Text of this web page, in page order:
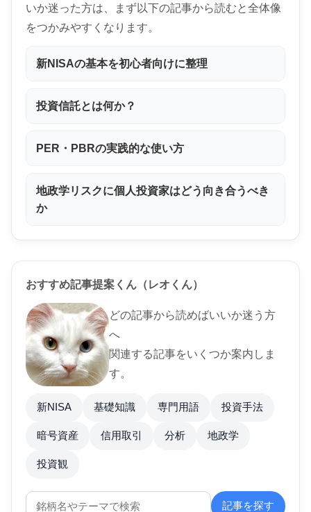
いか迷った方は、まず以下の記事から読むと全体像
をつかみやすくなります。
新NISAの基本を初心者向けに整理
投資信託とは何か？
PER・PBRの実践的な使い方
地政学リスクに個人投資家はどう向き合うべき
か
おすすめ記事提案くん（レオくん）
どの記事から読めばいいか迷う方
へ
関連する記事をいくつか案内しま
す。
新NISA 基礎知識 専門用語 投資手法
暗号資産 信用取引 分析 地政学
投資観
記事を探す